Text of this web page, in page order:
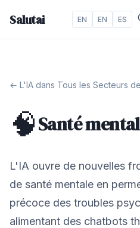
Salutai EN EN ES
← L'IA dans Tous les Secteurs
🧠Santé
L'IA ouvre de nouvelles
de santé mentale en
précoce des troubles
alimentant des chatbots